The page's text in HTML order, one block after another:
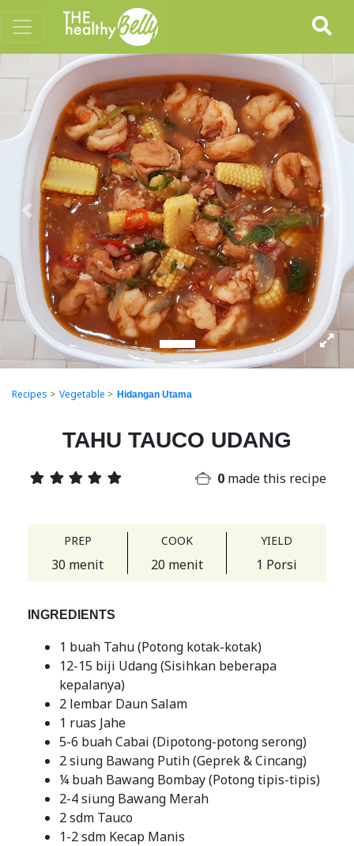
Previous
Recipes > Vegetable > Hidangan Utama
TAHU TAUCO UDANG
0 made this recipe
PREP
30 menit
COOK
20 menit
YIELD
1 Porsi
INGREDIENTS
1 buah Tahu (Potong kotak-kotak)
12-15 biji Udang (Sisihkan beberapa
kepalanya)
2 lembar Daun Salam
1 ruas Jahe
5-6 buah Cabai (Dipotong-potong serong)
2 siung Bawang Putih (Geprek & Cincang)
¼ buah Bawang Bombay (Potong tipis-tipis)
2-4 siung Bawang Merah
2 sdm Tauco
1-2 sdm Kecap Manis